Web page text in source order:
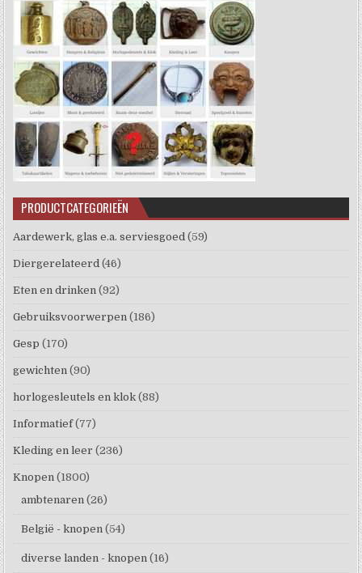
PRODUCTCATEGORIEËN
Aardewerk, glas e.a. serviesgoed (59)
Diergerelateerd (46)
Eten en drinken (92)
Gebruiksvoorwerpen (186)
Gesp (170)
gewichten (90)
horlogesleutels en klok (88)
Informatief (77)
Kleding en leer (236)
Knopen (1800)
ambtenaren (26)
België - knopen (54)
diverse landen - knopen (16)